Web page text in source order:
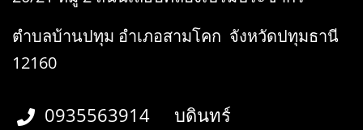
ตำบลบ้านปทุม อำเภอสามโคก จังหวัดปทุมธานี
12160
0935563914 บดินทร์